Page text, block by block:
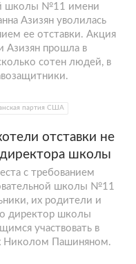
школы №11 имени
Азизян уволилась
ее отставки. Акция
Азизян прошла в
сотен людей, в
партия США
отставки не
школы
с требованием
школы №11
их родители и
директор школы
участвовать в
Николом Пашиняном.